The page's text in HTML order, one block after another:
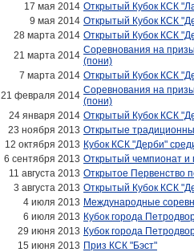
17 мая 2014 Открытый Кубок КСК
9 мая 2014 Открытый Кубок КСК
28 марта 2014 Открытый Кубок КСК
21 марта 2014 Соревнования на
(пони)
7 марта 2014 Открытый Кубок КСК
21 февраля 2014 Соревнования на
(пони)
24 января 2014 Открытый Кубок КСК
23 ноября 2013 Открытые
12 октября 2013 Кубок КСК "Дерби"
6 сентября 2013 Открытый чемпионат и
11 августа 2013 Открытое Первенство
3 августа 2013 Открытый Кубок КСК
4 июля 2013 Международные
6 июля 2013 Кубок города
29 июня 2013 Кубок города
15 июня 2013 Приз КСК "Бэст"